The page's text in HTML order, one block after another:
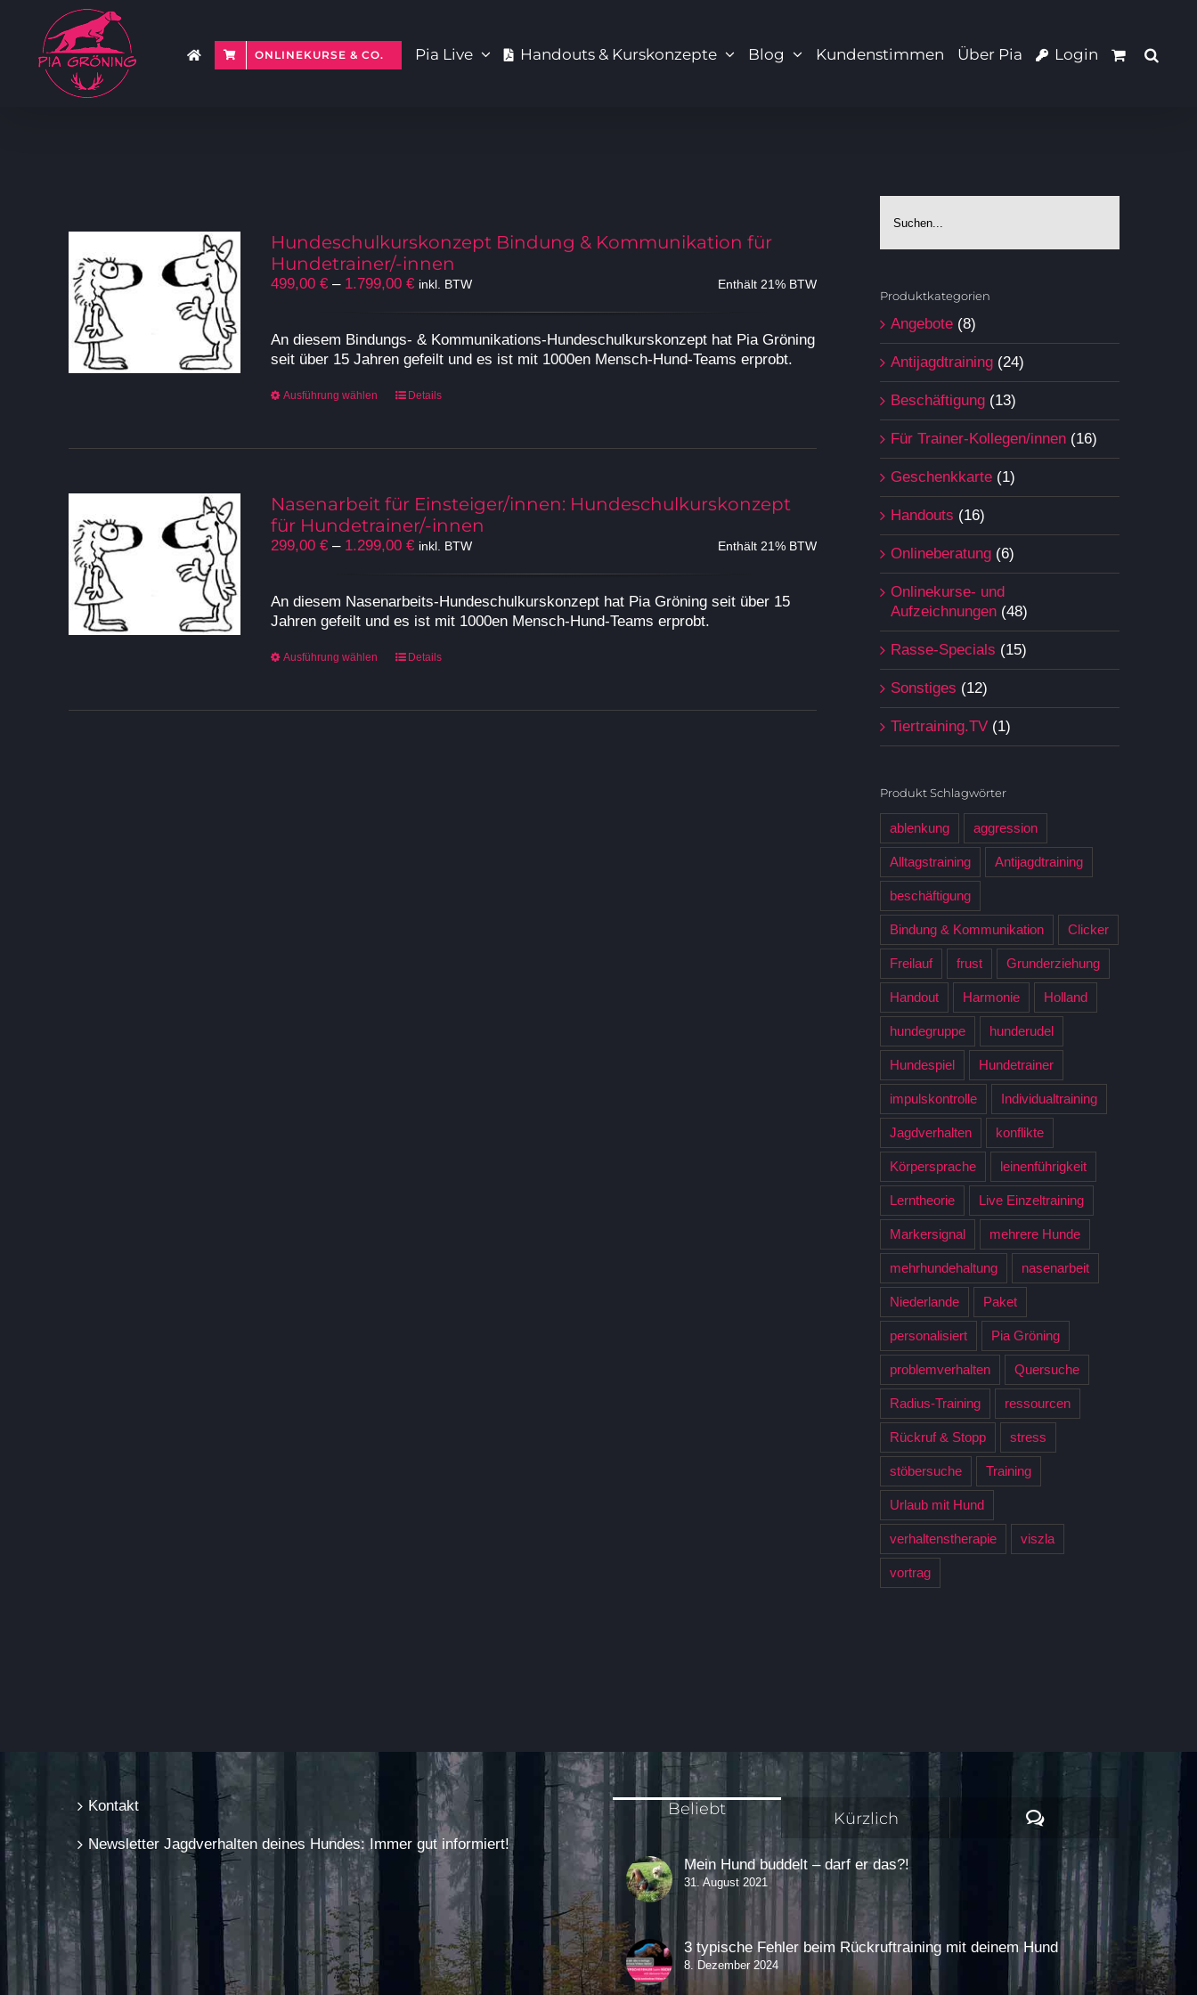
springen
ONLINEKURSE & CO. Pia Live Handouts & Kurskonzepte Blog Kundenstimmen Über Pia Login
Hundeschulkurskonzept Bindung & Kommunikation für
Hundetrainer/-innen
499,00 € – 1.799,00 €Preisspanne:
1.799,00 €
inkl. BTW Enthält 21% BTW
An diesem Bindungs- & Kommunikations-Hundeschulkurskonzept hat Pia Gröning
seit über 15 Jahren gefeilt und es ist mit 1000en Mensch-Hund-Teams erprobt.
Ausführung wählen
Dieses
mehrere
auf.
Die
Optionen
können
der
Produktseite
gewählt
werden
Details
Nasenarbeit für Einsteiger/innen: Hundeschulkurskonzept
für Hundetrainer/-innen
299,00 € – 1.299,00 €Preisspanne:
1.299,00 €
inkl. BTW Enthält 21% BTW
An diesem Nasenarbeits-Hundeschulkurskonzept hat Pia Gröning seit über 15
Jahren gefeilt und es ist mit 1000en Mensch-Hund-Teams erprobt.
Ausführung wählen
Dieses
mehrere
Details
Produktkategorien
Angebote (8)
Antijagdtraining (24)
Beschäftigung (13)
Für Trainer-Kollegen/innen (16)
Geschenkkarte (1)
Handouts (16)
Onlineberatung (6)
Onlinekurse- und
Aufzeichnungen (48)
Rasse-Specials (15)
Sonstiges (12)
Tiertraining.TV (1)
Produkt Schlagwörter
ablenkung aggression
Alltagstraining Antijagdtraining
beschäftigung
Bindung & Kommunikation Clicker
Freilauf frust Grunderziehung
Handout Harmonie Holland
hundegruppe hunderudel
Hundespiel Hundetrainer
impulskontrolle Individualtraining
Jagdverhalten konflikte
Körpersprache leinenführigkeit
Lerntheorie Live Einzeltraining
Markersignal mehrere Hunde
mehrhundehaltung nasenarbeit
Niederlande Paket
personalisiert Pia Gröning
problemverhalten Quersuche
Radius-Training ressourcen
Rückruf & Stopp stress
stöbersuche Training
Urlaub mit Hund
verhaltenstherapie viszla
vortrag
Kontakt
Newsletter Jagdverhalten deines Hundes: Immer gut informiert!
Beliebt Kürzlich Kommentare
Mein Hund buddelt – darf er das?!
31. August 2021
3 typische Fehler beim Rückruftraining mit deinem Hund
8. Dezember 2024